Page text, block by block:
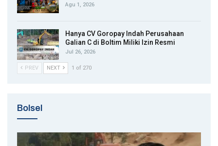
Agu 1, 2026
Hanya CV Goropay Indah Perusahaan
Galian C di Boltim Miliki Izin Resmi
Jul 26, 2026
PREV NEXT 1 of 270
Bolsel